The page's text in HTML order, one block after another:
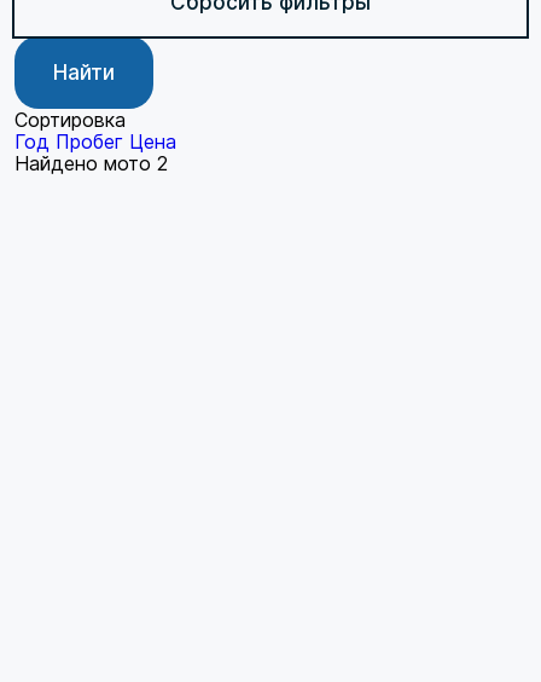
Найти
Сортировка
Год Пробег Цена
Найдено мото 2